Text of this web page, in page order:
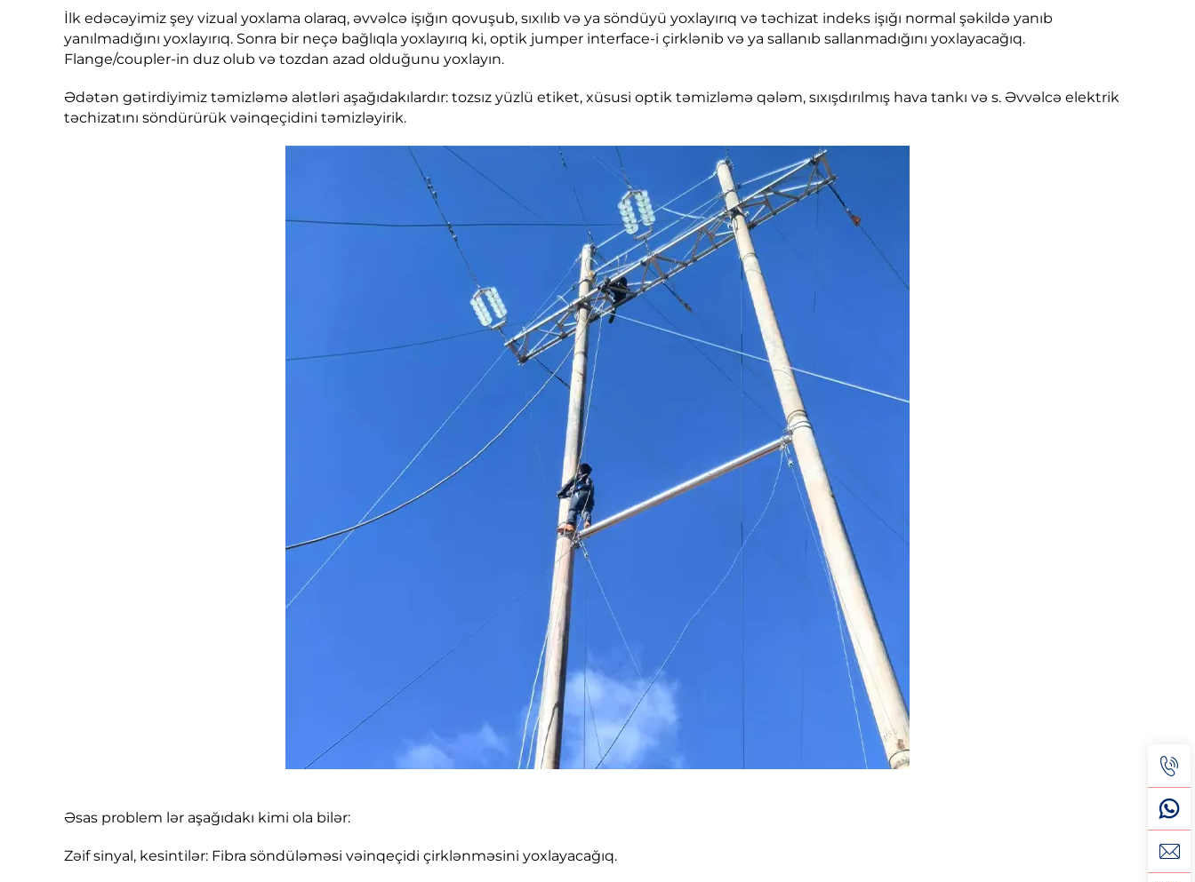
İlk edəcəyimiz şey vizual yoxlama olaraq, əvvəlcə işığın qovuşub, sıxılıb və ya söndüyü yoxlayırıq və təchizat indeks işığı normal şəkildə yanıb
yanılmadığını yoxlayırıq. Sonra bir neçə bağlıqla yoxlayırıq ki, optik jumper interface-i çirklənib və ya sallanıb sallanmadığını yoxlayacağıq.
Flange/coupler-in duz olub və tozdan azad olduğunu yoxlayın.
Ədətən gətirdiyimiz təmizləmə alətləri aşağıdakılardır: tozsız yüzlü etiket, xüsusi optik təmizləmə qələm, sıxışdırılmış hava tankı və s. Əvvəlcə elektrik
təchizatını söndürürük vəinqeçidini təmizləyirik.
Əsas problem lər aşağıdakı kimi ola bilər:
Zəif sinyal, kesintilər: Fibra söndüləməsi vəinqeçidi çirklənməsini yoxlayacağıq.